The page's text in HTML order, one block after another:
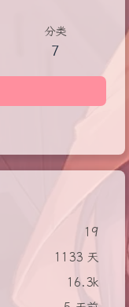
分类
7
19
1133 天
16.3k